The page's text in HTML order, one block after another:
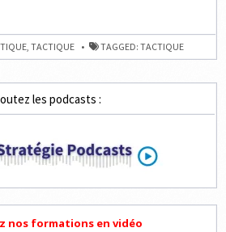
,TACTIQUE TAGGED:TACTIQUE
les podcasts :
nos formations en vidéo